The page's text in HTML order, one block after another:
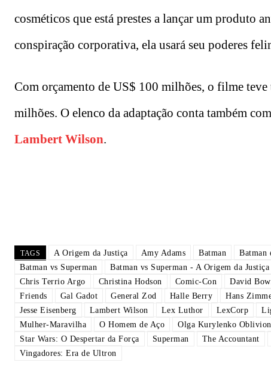
cosméticos que está prestes a lançar um produto
conspiração corporativa, ela usará seu poderes
Com orçamento de US$ 100 milhões, o filme
milhões. O elenco da adaptação conta também com
Lambert Wilson.
TAGS A Origem da Justiça Amy Adams Batman Batman
Batman vs Superman
Batman vs Superman - A Origem da Justiça
Chris Terrio Argo
Christina Hodson Comic-Con David
Friends
Gal Gadot General Zod Halle Berry Hans
Jesse Eisenberg
Lambert Wilson Lex Luthor LexCorp
Mulher-Maravilha
O Homem de Aço Olga Kurylenko Oblivion
Star Wars: O Despertar da Força
Superman The Accountant
Vingadores: Era de Ultron